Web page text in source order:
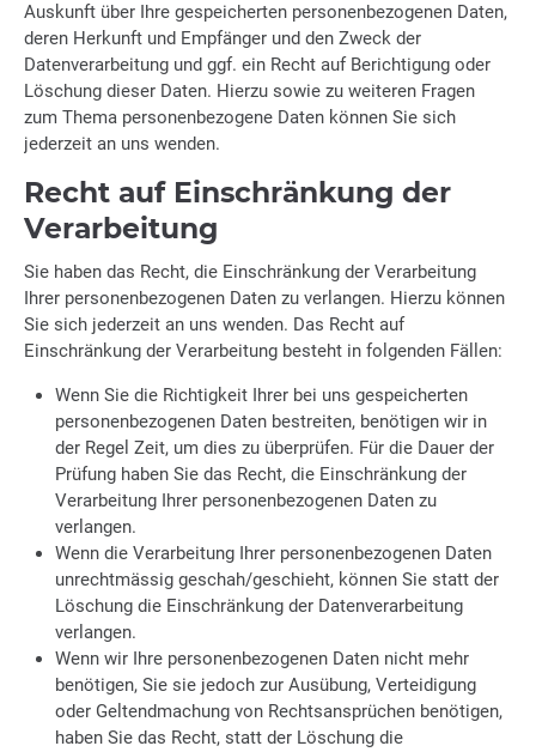
Auskunft über Ihre gespeicherten personenbezogenen Daten,
deren Herkunft und Empfänger und den Zweck der
Datenverarbeitung und ggf. ein Recht auf Berichtigung oder
Löschung dieser Daten. Hierzu sowie zu weiteren Fragen
zum Thema personenbezogene Daten können Sie sich
jederzeit an uns wenden.
Recht auf Einschränkung der
Verarbeitung
Sie haben das Recht, die Einschränkung der Verarbeitung
Ihrer personenbezogenen Daten zu verlangen. Hierzu können
Sie sich jederzeit an uns wenden. Das Recht auf
Einschränkung der Verarbeitung besteht in folgenden Fällen:
Wenn Sie die Richtigkeit Ihrer bei uns gespeicherten
personenbezogenen Daten bestreiten, benötigen wir in
der Regel Zeit, um dies zu überprüfen. Für die Dauer der
Prüfung haben Sie das Recht, die Einschränkung der
Verarbeitung Ihrer personenbezogenen Daten zu
verlangen.
Wenn die Verarbeitung Ihrer personenbezogenen Daten
unrechtmässig geschah/geschieht, können Sie statt der
Löschung die Einschränkung der Datenverarbeitung
verlangen.
Wenn wir Ihre personenbezogenen Daten nicht mehr
benötigen, Sie sie jedoch zur Ausübung, Verteidigung
oder Geltendmachung von Rechtsansprüchen benötigen,
haben Sie das Recht, statt der Löschung die